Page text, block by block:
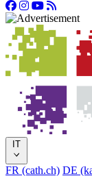
IT
FR (cath.ch) DE